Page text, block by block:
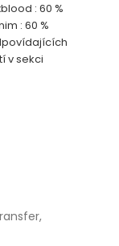
: 60 %
: 60 %
v sekci